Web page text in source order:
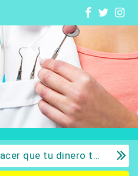
trabaje para ti: Del ahorro a la inversión con sentido común.